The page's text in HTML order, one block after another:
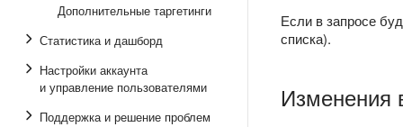
Дополнительные таргетинги
Статистика и дашборд
Настройки аккаунта
и управление пользователями
Поддержка и решение проблем
Если в запросе
списка).
Изменения